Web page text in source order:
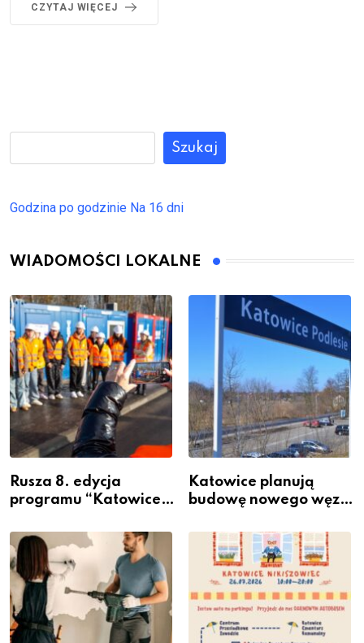
CZYTAJ WIĘCEJ
Szukaj
Godzina po godzinie Na 16 dni
WIADOMOŚCI LOKALNE
Rusza 8. edycja
programu “Katowice
– nabór dla
przedsiębiorców
Katowice planują
budowę nowego węzła
Podlesiu